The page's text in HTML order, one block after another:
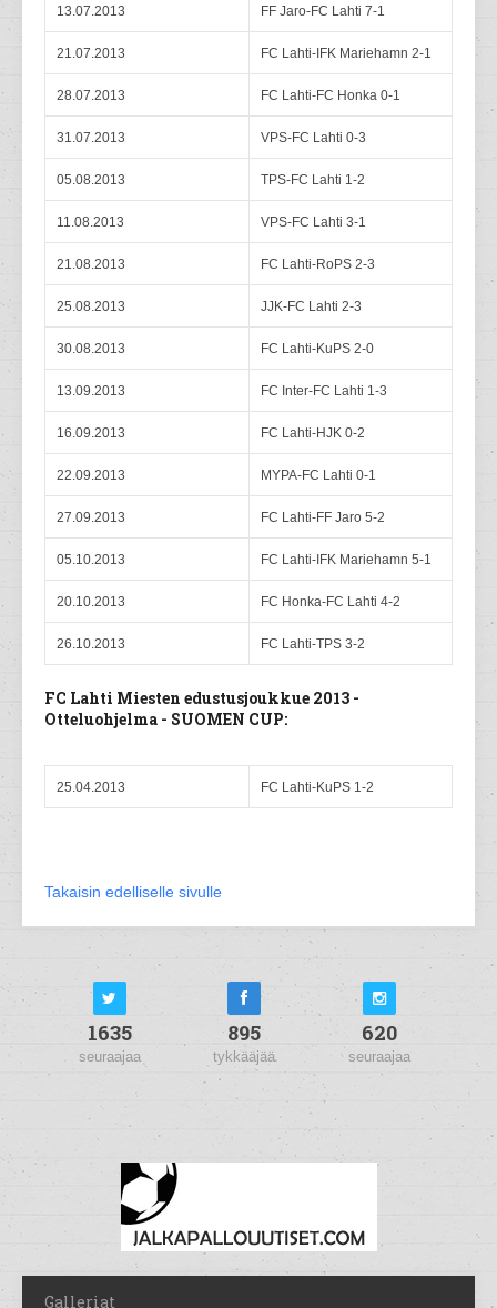
13.07.2013 FF Jaro-FC Lahti 7-1
21.07.2013 FC Lahti-IFK Mariehamn 2-1
28.07.2013 FC Lahti-FC Honka 0-1
31.07.2013 VPS-FC Lahti 0-3
05.08.2013 TPS-FC Lahti 1-2
11.08.2013 VPS-FC Lahti 3-1
21.08.2013 FC Lahti-RoPS 2-3
25.08.2013 JJK-FC Lahti 2-3
30.08.2013 FC Lahti-KuPS 2-0
13.09.2013 FC Inter-FC Lahti 1-3
16.09.2013 FC Lahti-HJK 0-2
22.09.2013 MYPA-FC Lahti 0-1
27.09.2013 FC Lahti-FF Jaro 5-2
05.10.2013 FC Lahti-IFK Mariehamn 5-1
20.10.2013 FC Honka-FC Lahti 4-2
26.10.2013 FC Lahti-TPS 3-2
FC Lahti Miesten edustusjoukkue 2013 -
Otteluohjelma - SUOMEN CUP:
25.04.2013 FC Lahti-KuPS 1-2
Takaisin edelliselle sivulle
1635
seuraajaa
895
tykkääjää
620
seuraajaa
Galleriat